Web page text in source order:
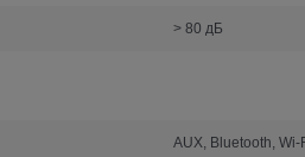
> 80 дБ
AUX, Bluetooth, Wi-